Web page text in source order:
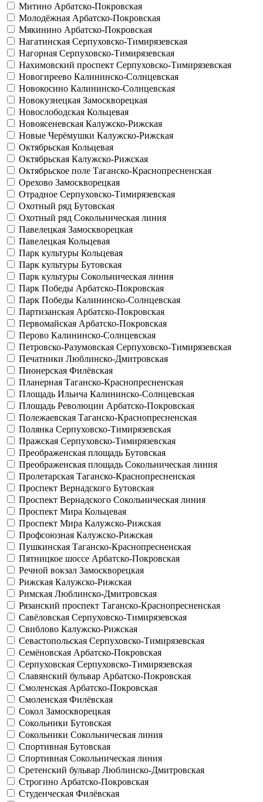
Митино Арбатско-Покровская
Молодёжная Арбатско-Покровская
Мякинино Арбатско-Покровская
Нагатинская Серпуховско-Тимирязевская
Нагорная Серпуховско-Тимирязевская
Нахимовский проспект Серпуховско-Тимирязевская
Новогиреево Калининско-Солнцевская
Новокосино Калининско-Солнцевская
Новокузнецкая Замоскворецкая
Новослободская Кольцевая
Новоясеневская Калужско-Рижская
Новые Черёмушки Калужско-Рижская
Октябрьская Кольцевая
Октябрьская Калужско-Рижская
Октябрьское поле Таганско-Краснопресненская
Орехово Замоскворецкая
Отрадное Серпуховско-Тимирязевская
Охотный ряд Бутовская
Охотный ряд Сокольническая линия
Павелецкая Замоскворецкая
Павелецкая Кольцевая
Парк культуры Кольцевая
Парк культуры Бутовская
Парк культуры Сокольническая линия
Парк Победы Арбатско-Покровская
Парк Победы Калининско-Солнцевская
Партизанская Арбатско-Покровская
Первомайская Арбатско-Покровская
Перово Калининско-Солнцевская
Петровско-Разумовская Серпуховско-Тимирязевская
Печатники Люблинско-Дмитровская
Пионерская Филёвская
Планерная Таганско-Краснопресненская
Площадь Ильича Калининско-Солнцевская
Площадь Революции Арбатско-Покровская
Полежаевская Таганско-Краснопресненская
Полянка Серпуховско-Тимирязевская
Пражская Серпуховско-Тимирязевская
Преображенская площадь Бутовская
Преображенская площадь Сокольническая линия
Пролетарская Таганско-Краснопресненская
Проспект Вернадского Бутовская
Проспект Вернадского Сокольническая линия
Проспект Мира Кольцевая
Проспект Мира Калужско-Рижская
Профсоюзная Калужско-Рижская
Пушкинская Таганско-Краснопресненская
Пятницкое шоссе Арбатско-Покровская
Речной вокзал Замоскворецкая
Рижская Калужско-Рижская
Римская Люблинско-Дмитровская
Рязанский проспект Таганско-Краснопресненская
Савёловская Серпуховско-Тимирязевская
Свиблово Калужско-Рижская
Севастопольская Серпуховско-Тимирязевская
Семёновская Арбатско-Покровская
Серпуховская Серпуховско-Тимирязевская
Славянский бульвар Арбатско-Покровская
Смоленская Арбатско-Покровская
Смоленская Филёвская
Сокол Замоскворецкая
Сокольники Бутовская
Сокольники Сокольническая линия
Спортивная Бутовская
Спортивная Сокольническая линия
Сретенский бульвар Люблинско-Дмитровская
Строгино Арбатско-Покровская
Студенческая Филёвская